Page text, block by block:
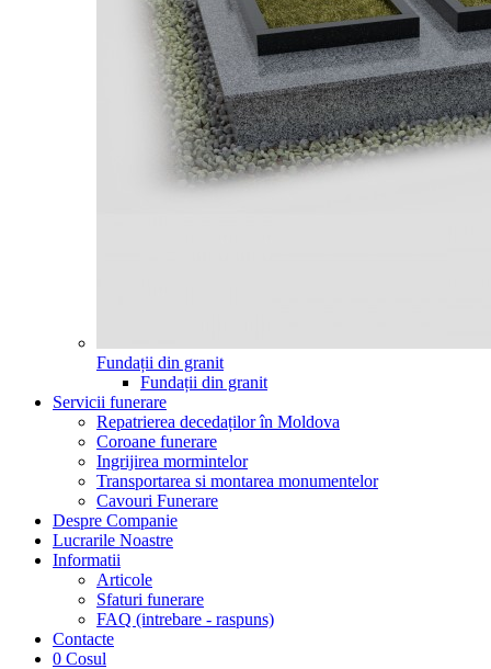
Fundații din granit
Fundații din granit
Servicii funerare
Repatrierea decedaților în Moldova
Coroane funerare
Ingrijirea mormintelor
Transportarea si montarea monumentelor
Cavouri Funerare
Despre Companie
Lucrarile Noastre
Informatii
Articole
Sfaturi funerare
FAQ (intrebare - raspuns)
Contacte
0 Cosul